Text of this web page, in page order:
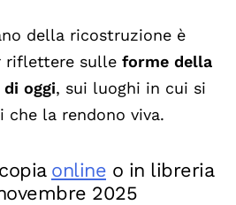
della ricostruzione è
riflettere sulle forme della
oggi, sui luoghi in cui si
che la rendono viva.
online o in libreria
2025